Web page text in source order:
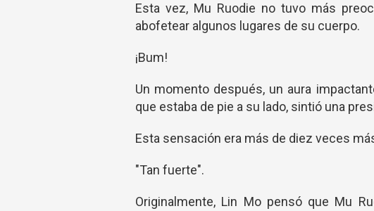
Esta vez, Mu Ruodie no tuvo más
abofetear algunos lugares de su cuerpo.
¡Bum!
Un momento después, un aura
que estaba de pie a su lado, sintió una
Esta sensación era más de diez veces
"Tan fuerte".
Originalmente, Lin Mo pensó que Mu